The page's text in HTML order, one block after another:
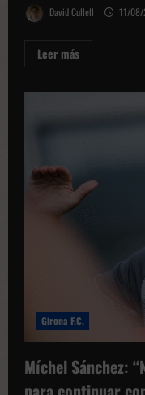
David Cullell 11/
Leer másLeer
más
en
tercera
equipación
del
Girona F.C.
Míchel Sánchez: